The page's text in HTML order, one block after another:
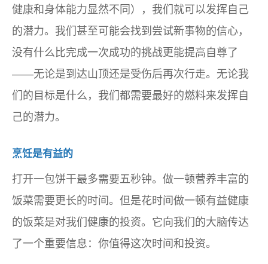
健康和身体能力显然不同），我们就可以发挥自己
的潜力。我们甚至可能会找到尝试新事物的信心，
没有什么比完成一次成功的挑战更能提高自尊了
——无论是到达山顶还是受伤后再次行走。无论我
们的目标是什么，我们都需要最好的燃料来发挥自
己的潜力。
烹饪是有益的
打开一包饼干最多需要五秒钟。做一顿营养丰富的
饭菜需要更长的时间。但是花时间做一顿有益健康
的饭菜是对我们健康的投资。它向我们的大脑传达
了一个重要信息：你值得这次时间和投资。